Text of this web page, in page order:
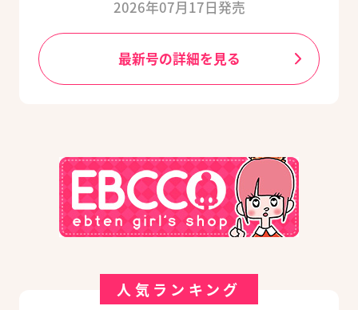
2026年07月17日発売
最新号の詳細を見る
人気ランキング